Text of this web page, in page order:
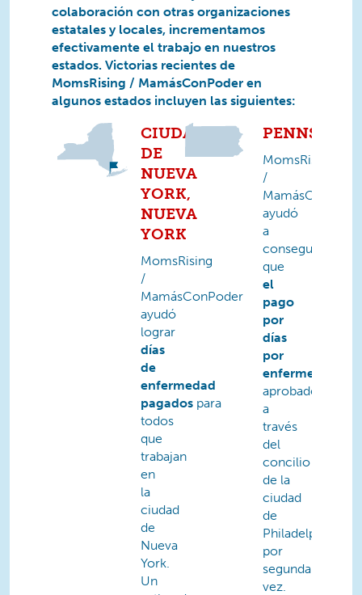
colaboración con otras organizaciones
estatales y locales, incrementamos
efectivamente el trabajo en nuestros
estados. Victorias recientes de
MomsRising / MamásConPoder en
algunos estados incluyen las siguientes:
CIUDAD
DE
NUEVA
YORK,
NUEVA
YORK
MomsRising
/
MamásConPoder
ayudó
lograr
días
de
enfermedad
pagados para
todos
que
trabajan
en
la
ciudad
de
Nueva
York.
Un
MomsRising
/
ayudó
a
conseguir
que
el
pago
por
días
por
enfermedad
aprobado
a
través
del
concilio
de la
ciudad
de
Philadelphia
por
segunda
vez.